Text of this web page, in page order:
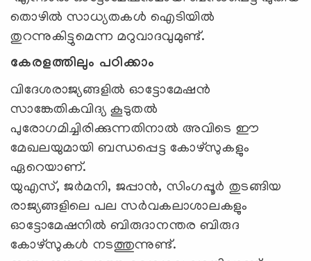
തൊഴിൽ സാധ്യതകൾ ഐടിയിൽ
തുറന്നുകിട്ടുമെന്ന മറുവാദവുമുണ്ട്.
കേരളത്തിലും പഠിക്കാം
വിദേശരാജ്യങ്ങളിൽ ഓട്ടോമേഷൻ
സാങ്കേതികവിദ്യ കൂടുതൽ
പുരോഗമിച്ചിരിക്കുന്നതിനാൽ അവിടെ ഈ
മേഖലയുമായി ബന്ധപ്പെട്ട കോഴ്സുകളും
ഏറെയാണ്.
യുഎസ്, ജർമനി, ജപ്പാൻ, സിംഗപ്പൂർ തുടങ്ങിയ
രാജ്യങ്ങളിലെ പല സർവകലാശാലകളും
ഓട്ടോമേഷനിൽ ബിരുദാനന്തര ബിരുദ
കോഴ്സുകൾ നടത്തുന്നുണ്ട്.